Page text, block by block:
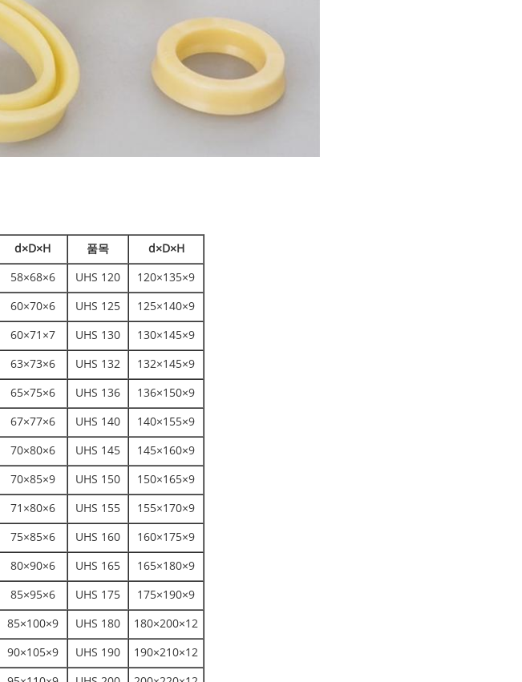
d×D×H 품목 d×D×H
58×68×6 UHS 120 120×135×9
60×70×6 UHS 125 125×140×9
60×71×7 UHS 130 130×145×9
63×73×6 UHS 132 132×145×9
65×75×6 UHS 136 136×150×9
67×77×6 UHS 140 140×155×9
70×80×6 UHS 145 145×160×9
70×85×9 UHS 150 150×165×9
71×80×6 UHS 155 155×170×9
75×85×6 UHS 160 160×175×9
80×90×6 UHS 165 165×180×9
85×95×6 UHS 175 175×190×9
85×100×9 UHS 180 180×200×12
90×105×9 UHS 190 190×210×12